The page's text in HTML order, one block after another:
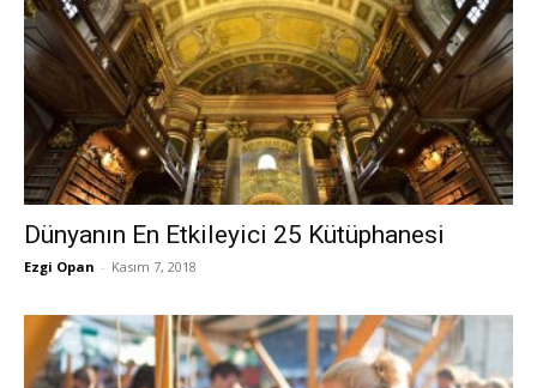
Dünyanın En Etkileyici 25 Kütüphanesi
Ezgi Opan - Kasım 7, 2018